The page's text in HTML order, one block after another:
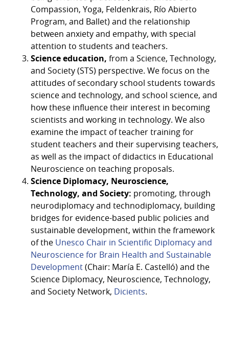
Compassion, Yoga, Feldenkrais, Río Abierto
Program, and Ballet) and the relationship
between anxiety and empathy, with special
attention to students and teachers.
Science education, from a Science, Technology,
and Society (STS) perspective. We focus on the
attitudes of secondary school students towards
science and technology, and school science, and
how these influence their interest in becoming
scientists and working in technology. We also
examine the impact of teacher training for
student teachers and their supervising teachers,
as well as the impact of didactics in Educational
Neuroscience on teaching proposals.
Science Diplomacy, Neuroscience,
Technology, and Society: promoting, through
neurodiplomacy and technodiplomacy, building
bridges for evidence-based public policies and
sustainable development, within the framework
of the Unesco Chair in Scientific Diplomacy and
Neuroscience for Brain Health and Sustainable
Development(Chair: María E. Castelló) and the
Science Diplomacy, Neuroscience, Technology,
and Society Network, Dicients.